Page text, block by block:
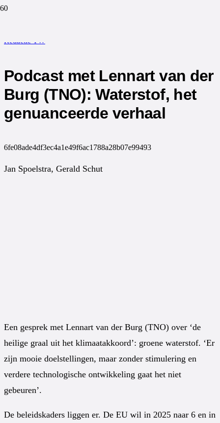
Redactie TW
Podcast met Lennart van der
Burg (TNO): Waterstof, het
genuanceerde verhaal
6fe08ade4df3ec4a1e49f6ac1788a28b07e99493
Jan Spoelstra, Gerald Schut
Een gesprek met Lennart van der Burg (TNO) over ‘de
heilige graal uit het klimaatakkoord’: groene waterstof. ‘Er
zijn mooie doelstellingen, maar zonder stimulering en
verdere technologische ontwikkeling gaat het niet
gebeuren’.
De beleidskaders liggen er. De EU wil in 2025 naar 6 en in